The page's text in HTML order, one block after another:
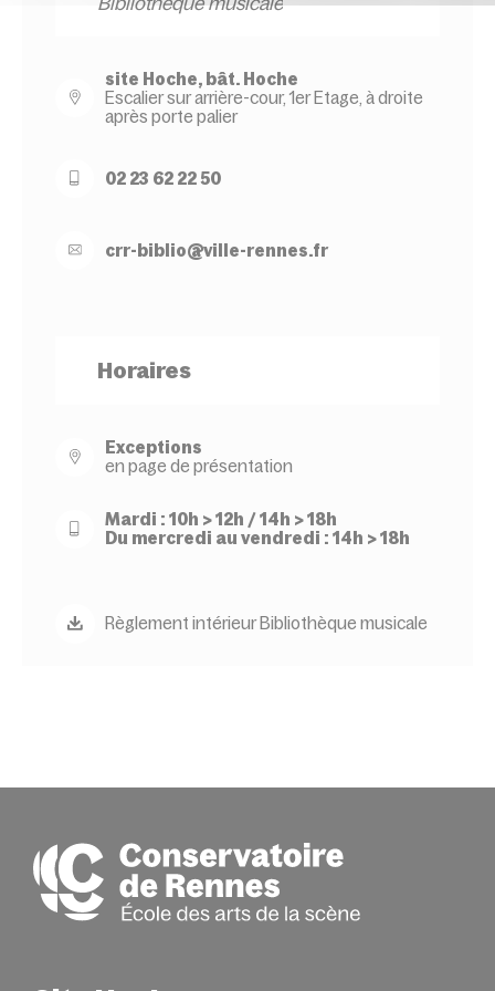
site Hoche, bât. Hoche
Escalier sur arrière-cour, 1er Etage, à droite
après porte palier
02 23 62 22 50
crr- biblio@ville-rennes.fr
Horaires
Exceptions
en page de présentation
Mardi : 10h > 12h / 14h > 18h
Du mercredi au vendredi : 14h > 18h
Règlement intérieur Bibliothèque musicale